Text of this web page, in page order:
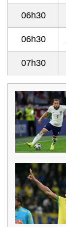
06h30
06h30
07h30